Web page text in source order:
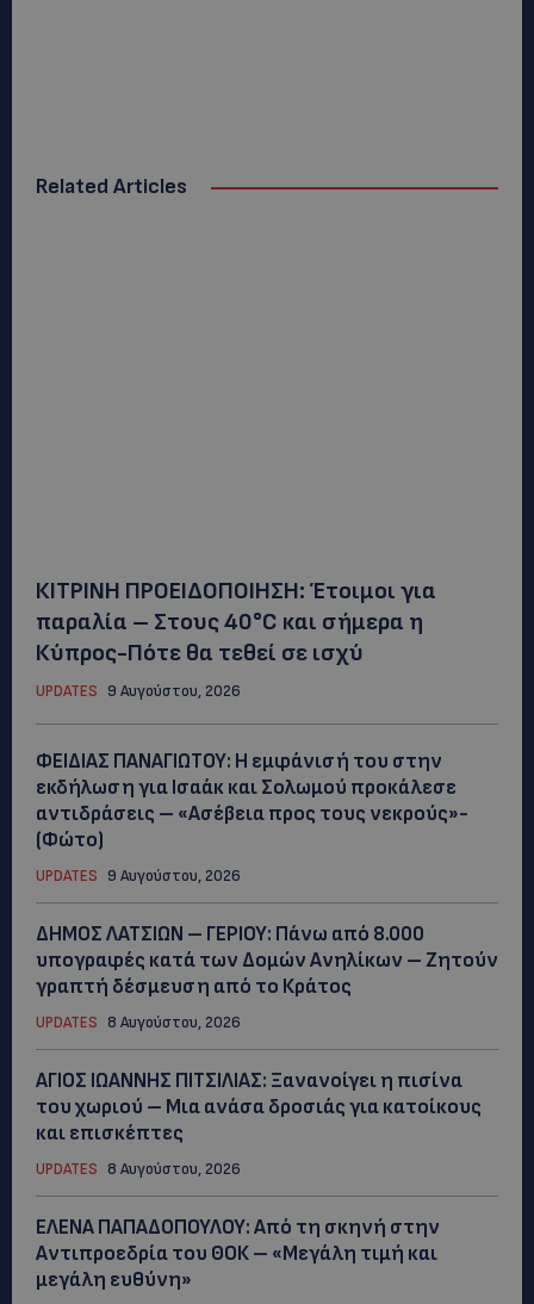
Related Articles
ΚΙΤΡΙΝΗ ΠΡΟΕΙΔΟΠΟΙΗΣΗ: Έτοιμοι για
παραλία – Στους 40°C και σήμερα η
Κύπρος-Πότε θα τεθεί σε ισχύ
UPDATES 9 Αυγούστου, 2026
ΦΕΙΔΙΑΣ ΠΑΝΑΓΙΩΤΟΥ: Η εμφάνισή του στην
εκδήλωση για Ισαάκ και Σολωμού προκάλεσε
αντιδράσεις – «Ασέβεια προς τους νεκρούς»-
(Φώτο)
UPDATES 9 Αυγούστου, 2026
ΔΗΜΟΣ ΛΑΤΣΙΩΝ – ΓΕΡΙΟΥ: Πάνω από 8.000
υπογραφές κατά των Δομών Ανηλίκων – Ζητούν
γραπτή δέσμευση από το Κράτος
UPDATES 8 Αυγούστου, 2026
ΑΓΙΟΣ ΙΩΑΝΝΗΣ ΠΙΤΣΙΛΙΑΣ: Ξανανοίγει η πισίνα
του χωριού – Μια ανάσα δροσιάς για κατοίκους
και επισκέπτες
UPDATES 8 Αυγούστου, 2026
ΕΛΕΝΑ ΠΑΠΑΔΟΠΟΥΛΟΥ: Από τη σκηνή στην
Αντιπροεδρία του ΘΟΚ – «Μεγάλη τιμή και
μεγάλη ευθύνη»